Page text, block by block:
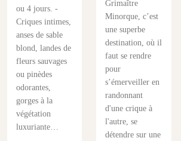
ou 4 jours. -
Criques intimes,
anses de sable
blond, landes de
fleurs sauvages
ou pinèdes
odorantes,
gorges à la
végétation
luxuriante…
Grimaître
Minorque, c’est
une superbe
destination, où il
faut se rendre
pour
s’émerveiller en
randonnant
d'une crique à
l'autre, se
détendre sur une